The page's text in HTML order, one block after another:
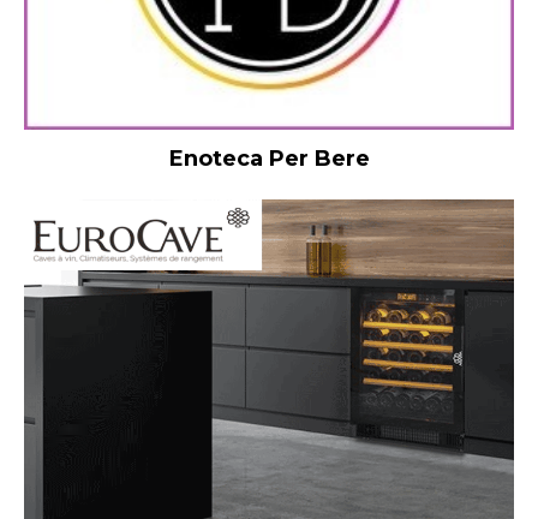
Enoteca Per Bere